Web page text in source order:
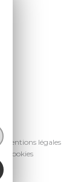
Mentions légales
Cookies